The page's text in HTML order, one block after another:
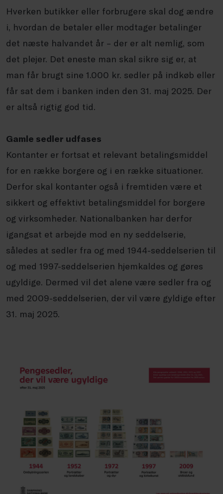
Hverken butikker eller forbrugere skal dog ændre
i, hvordan de betaler eller modtager betalinger
det næste halvandet år – der er alt nemlig, som
det plejer. Det eneste man skal sikre sig er, at
man får brugt sine 1.000 kr. sedler på indkøb eller
får sat dem i banken inden den 31. maj 2025. Der
er altså rigtig god tid.
Gamle sedler udfases
Kontanter er fortsat et relevant betalingsmiddel
for en række borgere og i en række situationer.
Derfor skal kontanter også i fremtiden være et
sikkert og effektivt betalingsmiddel for borgere
og virksomheder. Nationalbanken har derfor
igangsat et arbejde mod en ny seddelserie,
således at sedler fra og med 1944-seddelserien til
og med 1997-seddelserien hjemkaldes og gøres
ugyldige. Dermed vil det alene være sedler fra og
med 2009-seddelserien, der vil være gyldige efter
31. maj 2025.